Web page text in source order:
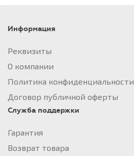
Информация
Реквизиты
О компании
Политика конфиденциальности
Договор публичной оферты
Служба поддержки
Гарантия
Возврат товара